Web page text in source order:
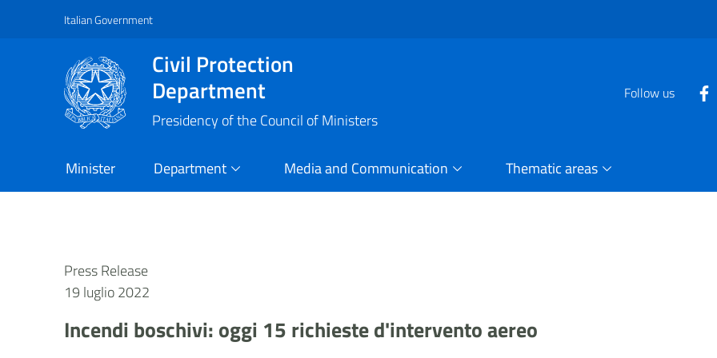
Vai al contenuto principale
Raggiungi il piè di pagina
Italian Government
Civil Protection
Department
Presidency of the Council of Ministers
Follow us
Minister Department Media and Communication Thematic areas
Press Release
19 luglio 2022
Incendi boschivi: oggi 15 richieste d'intervento aereo